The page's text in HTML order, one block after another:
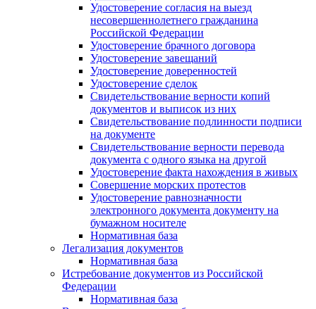
Удостоверение согласия на выезд
несовершеннолетнего гражданина
Российской Федерации
Удостоверение брачного договора
Удостоверение завещаний
Удостоверение доверенностей
Удостоверение сделок
Свидетельствование верности копий
документов и выписок из них
Свидетельствование подлинности подписи
на документе
Свидетельствование верности перевода
документа с одного языка на другой
Удостоверение факта нахождения в живых
Совершение морских протестов
Удостоверение равнозначности
электронного документа документу на
бумажном носителе
Нормативная база
Легализация документов
Нормативная база
Истребование документов из Российской
Федерации
Нормативная база